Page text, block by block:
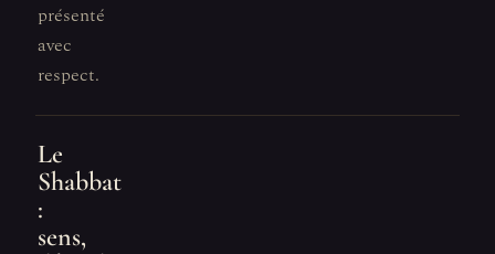
présenté
avec
respect.
Le
Shabbat
:
sens,